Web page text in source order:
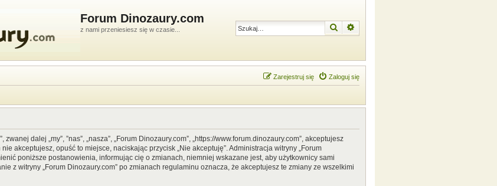
Forum Dinozaury.com
z nami przeniesiesz się w czasie... Szukaj
Zaloguj się
Zarejestruj się
dalej „my”, ”nas”, „nasza”, „Forum Dinozaury.com”, „https://www.forum.dinozaury.com”, akceptujesz
akceptujesz, opuść to miejsce, naciskając przycisk „Nie akceptuję”. Administracja witryny „Forum
poniższe postanowienia, informując cię o zmianach, niemniej wskazane jest, aby użytkownicy sami
z witryny „Forum Dinozaury.com” po zmianach regulaminu oznacza, że akceptujesz te zmiany ze wszelkimi